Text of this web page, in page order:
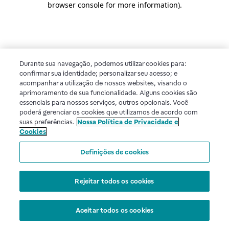
browser console for more information).
Durante sua navegação, podemos utilizar cookies para:
confirmar sua identidade; personalizar seu acesso; e
acompanhar a utilização de nossos websites, visando o
aprimoramento de sua funcionalidade. Alguns cookies são
essenciais para nossos serviços, outros opcionais. Você
poderá gerenciar os cookies que utilizamos de acordo com
suas preferências. Nossa Política de Privacidade e
Cookies
Definições de cookies
Rejeitar todos os cookies
Aceitar todos os cookies